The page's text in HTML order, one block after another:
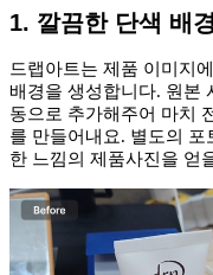
1. 깔끔한 단색 배
드랩아트는 제품 이미지
배경을 생성합니다. 원본
동으로 추가해주어 마치
를 만들어내요. 별도의
한 느낌의 제품사진을 얻